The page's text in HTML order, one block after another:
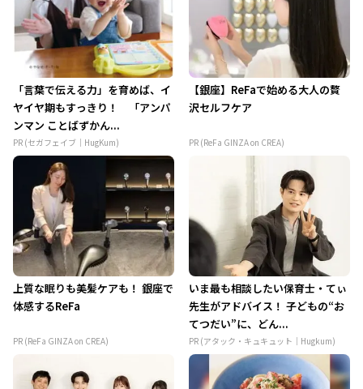
「言葉で伝える力」を育めば、イ
ヤイヤ期もすっきり！ 「アンパ
ンマン ことばずかん...
PR (セガフェイブ｜HugKum)
【銀座】ReFaで始める大人の贅
沢セルフケア
PR (ReFa GINZA on CREA)
上質な眠りも美髪ケアも！ 銀座で
体感するReFa
PR (ReFa GINZA on CREA)
いま最も相談したい保育士・てぃ
先生がアドバイス！ 子どもの“お
てつだい”に、どん...
PR (アタック・キュキュット｜Hugkum)